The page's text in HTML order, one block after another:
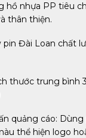
hồ nhựa PP tiêu
thân thiện.
pin Đài Loan chất
thước trung bình
quảng cáo:
thể hiện logo